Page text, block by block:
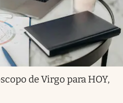
de Virgo para HOY,